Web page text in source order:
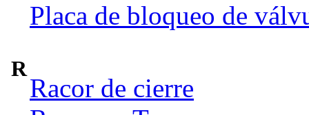
Placa de bloqueo de
R
Racor de cierre